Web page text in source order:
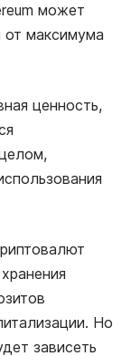
может
от максимума
ценность,
Но
зависеть